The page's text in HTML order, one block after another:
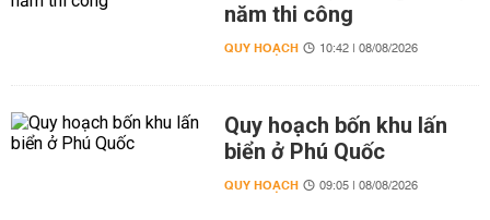
năm thi công
QUY HOẠCH 10:42 | 08/08/2026
Quy hoạch bốn khu lấn
biển ở Phú Quốc
QUY HOẠCH 09:05 | 08/08/2026